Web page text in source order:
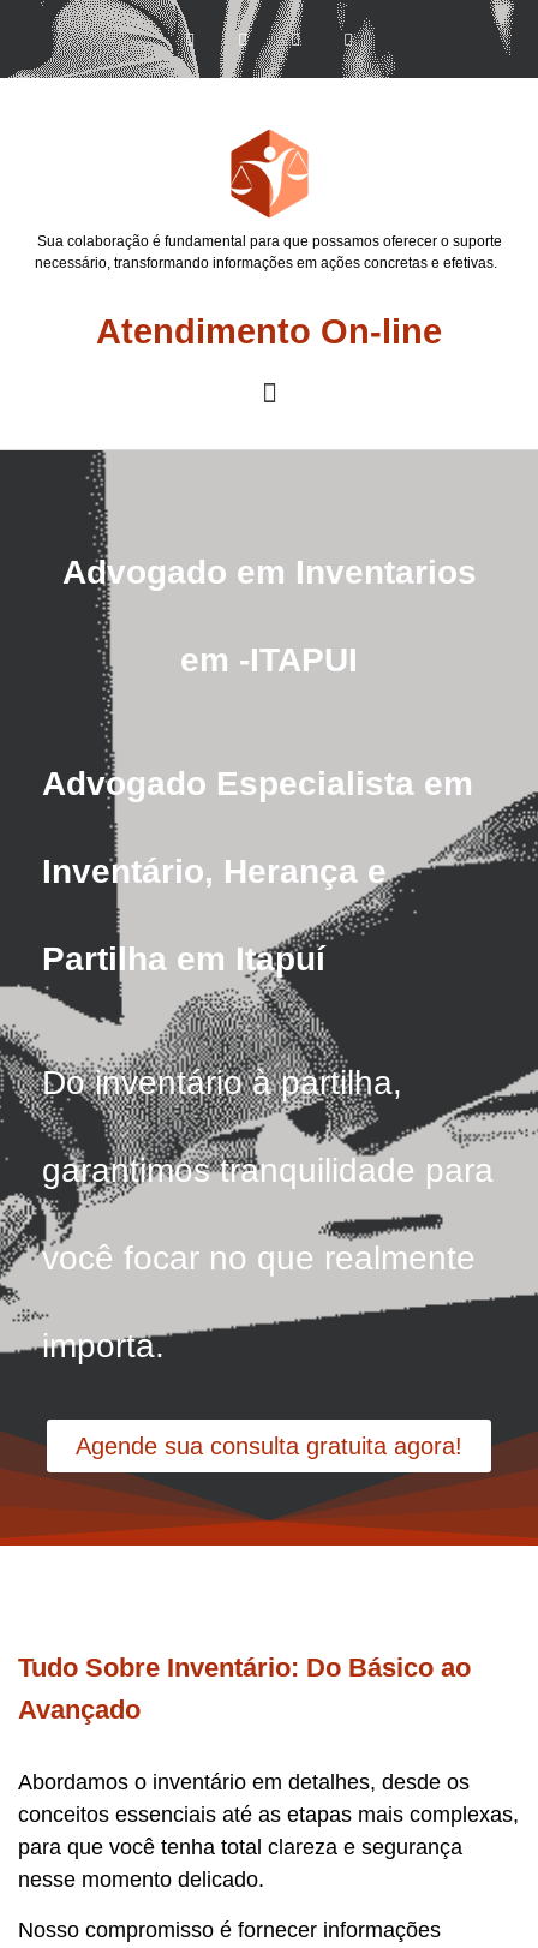
Sua colaboração é fundamental para que possamos oferecer o suporte
necessário, transformando informações em ações concretas e efetivas.
Atendimento On-line
Advogado em Inventarios
em -ITAPUI
Advogado Especialista em
Inventário, Herança e
Partilha em Itapuí
Do inventário à partilha,
garantimos tranquilidade para
você focar no que realmente
importa.
Agende sua consulta gratuita agora!
Tudo Sobre Inventário: Do Básico ao
Avançado
Abordamos o inventário em detalhes, desde os
conceitos essenciais até as etapas mais complexas,
para que você tenha total clareza e segurança
nesse momento delicado.
Nosso compromisso é fornecer informações